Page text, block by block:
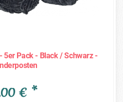
5er Pack - Black / Schwarz -
€ *